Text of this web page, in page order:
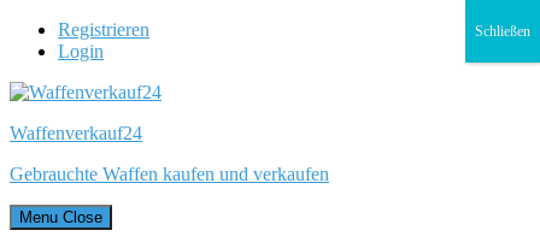
Registrieren
Login
Waffenverkauf24
Gebrauchte Waffen kaufen und verkaufen
Menu Close
Schließen